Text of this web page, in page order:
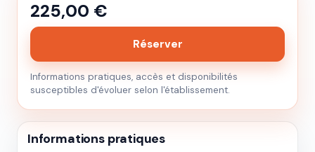
225,00 €
Réserver
Informations pratiques, accès et disponibilités
susceptibles d'évoluer selon l'établissement.
Informations pratiques